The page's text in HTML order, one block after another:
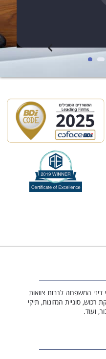
דיני המשפחה לרבות צוואות
רכוש, סוגיית המזונות, תיקי
ועוד.